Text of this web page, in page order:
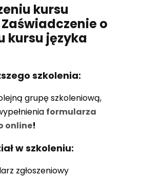
kursu
o
kursu języka
szkolenia:
grupę szkoleniową,
formularza
online!
w szkoleniu:
zgłoszeniowy